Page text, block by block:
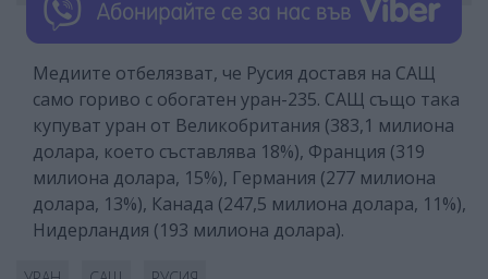
Медиите отбелязват, че Русия доставя на САЩ
само гориво с обогатен уран-235. САЩ също така
купуват уран от Великобритания (383,1 милиона
долара, което съставлява 18%), Франция (319
милиона долара, 15%), Германия (277 милиона
долара, 13%), Канада (247,5 милиона долара, 11%),
Нидерландия (193 милиона долара).